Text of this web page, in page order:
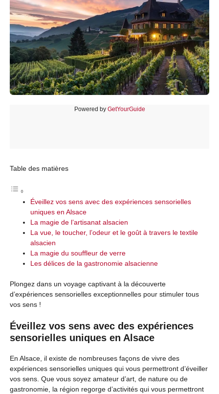
Powered by GetYourGuide
Table des matières
Éveillez vos sens avec des expériences sensorielles
uniques en Alsace
La magie de l’artisanat alsacien
La vue, le toucher, l’odeur et le goût à travers le textile
alsacien
La magie du souffleur de verre
Les délices de la gastronomie alsacienne
Plongez dans un voyage captivant à la découverte
d’expériences sensorielles exceptionnelles pour stimuler tous
vos sens !
Éveillez vos sens avec des expériences
sensorielles uniques en Alsace
En Alsace, il existe de nombreuses façons de vivre des
expériences sensorielles uniques qui vous permettront d’éveiller
vos sens. Que vous soyez amateur d’art, de nature ou de
gastronomie, la région regorge d’activités qui vous permettront